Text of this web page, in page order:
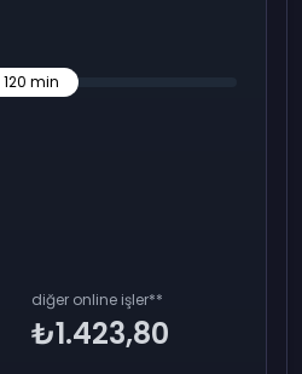
120 min
diğer online işler**
₺1.423,80